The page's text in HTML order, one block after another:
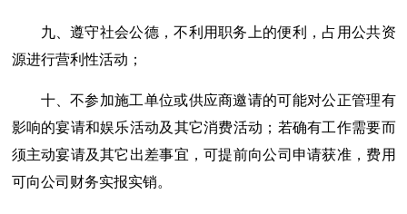
九、遵守社会公德，不利用职务上的便利，占用公共资
源进行营利性活动；
十、不参加施工单位或供应商邀请的可能对公正管理有
影响的宴请和娱乐活动及其它消费活动；若确有工作需要而
须主动宴请及其它出差事宜，可提前向公司申请获准，费用
可向公司财务实报实销。